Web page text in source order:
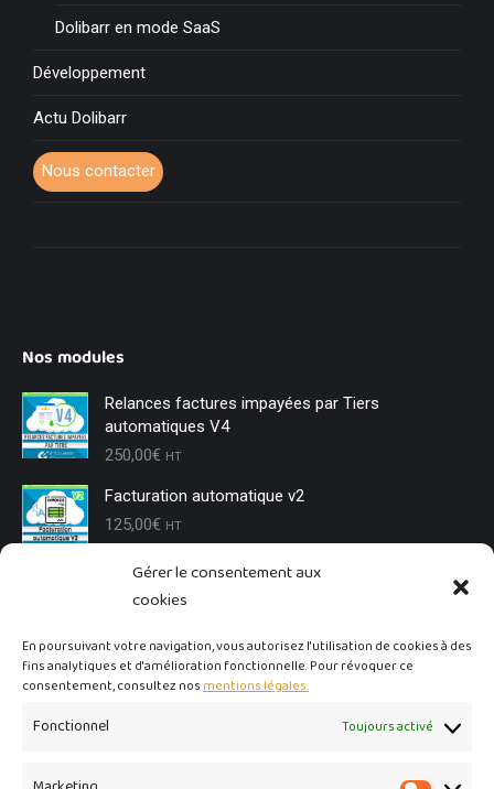
Gérer le consentement aux
cookies
En poursuivant votre navigation, vous autorisez l'utilisation de cookies à des
fins analytiques et d'amélioration fonctionnelle. Pour révoquer ce
consentement, consultez nosmentions légales.
Fonctionnel Toujours activé
Dolibarr en mode SaaS
Développement
Actu Dolibarr
Nous contacter
Nos modules
Relances factures impayées par Tiers
automatiques V4
250,00€ HT
Facturation automatique v2
125,00€ HT
Changement de tiers
Conditions Générales de Vente (CGV)